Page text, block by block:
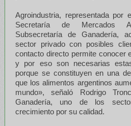
Agroindustria, representada por
Secretaría de Mercados
Subsecretaría de Ganadería,
sector privado con posibles
contacto directo permite conocer
y por eso son necesarias
porque se constituyen en una
que los alimentos argentinos
mundo», señaló Rodrigo
Ganadería, uno de los
crecimiento por su calidad.